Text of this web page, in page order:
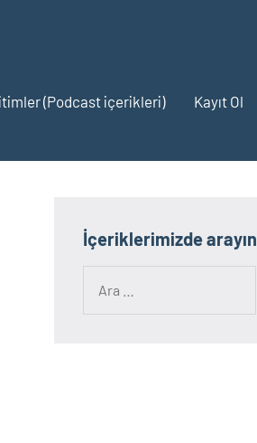
(Podcast içerikleri) Kayıt Ol
İçeriklerimizde arayın